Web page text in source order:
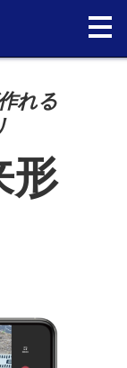
れる
形